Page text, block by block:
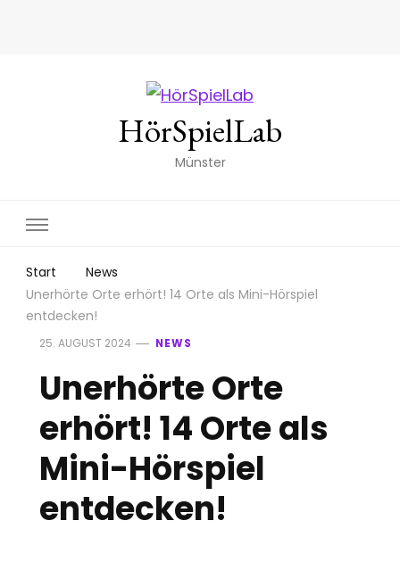
HörSpielLab
Münster
Start
News
Unerhörte Orte erhört! 14 Orte als Mini-Hörspiel
entdecken!
25. AUGUST 2024 NEWS
Unerhörte Orte
erhört! 14 Orte als
Mini-Hörspiel
entdecken!